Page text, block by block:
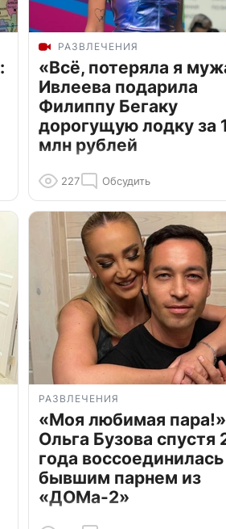
РАЗВЛЕЧЕНИЯ
«Всё, потеряла я
Ивлеева подарила
Филиппу Бегаку
дорогущую лодку за
млн рублей
227 Обсудить
РАЗВЛЕЧЕНИЯ
«Моя любимая
Ольга Бузова спустя
года
бывшим парнем из
«ДОМа-2»